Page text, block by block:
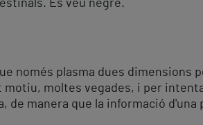
Es veu negre.
només plasma dues dimensions
moltes vegades, i per
de manera que la informació